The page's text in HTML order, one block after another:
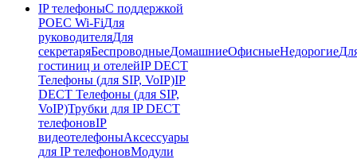
IP телефоныС поддержкой
POEC Wi-FiДля
руководителяДля
секретаряБеспроводныеДомашниеОфисныеНедорогие
гостиниц и отелейIP DECT
Телефоны (для SIP, VoIP)IP
DECT Телефоны (для SIP,
VoIP)Трубки для IP DECT
телефоновIP
видеотелефоныАксессуары
для IP телефоновМодули